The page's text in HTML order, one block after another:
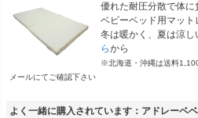
優れた耐圧分散で体
ベビーベッド用マット
冬は暖かく、夏は涼
らから
※北海道・沖縄は送料
メールにてご確認下さい
よく一緒に購入されています：アドレーベ